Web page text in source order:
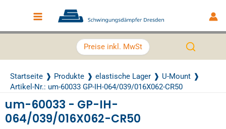
Main Menu
Preise inkl. MwSt
Startseite Produkte elastische Lager
U-Mount
Artikel-Nr.: um-60033 GP-IH-064/039/016X062-CR50
um-60033 - GP-IH-
064/039/016X062-CR50